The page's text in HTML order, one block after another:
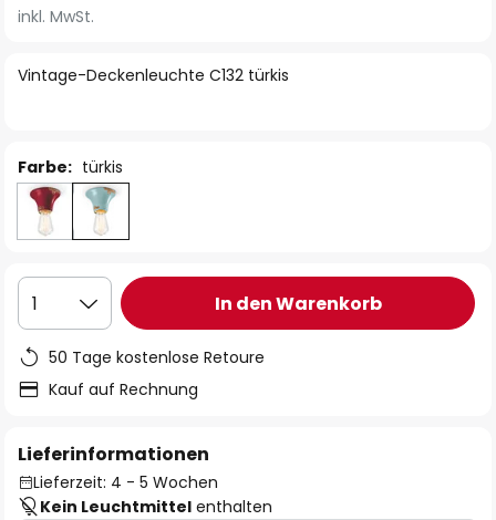
der
springen
Vintage-Deckenleuchte C132 türkis
inkl. MwSt.
Farbe: türkis
1 In den Warenkorb
50 Tage kostenlose Retoure
Kauf auf Rechnung
Lieferinformationen
Lieferzeit: 4 - 5 Wochen
Kein Leuchtmittel enthalten